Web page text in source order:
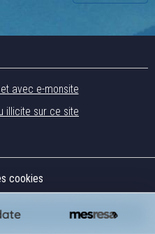
avec e-monsite
illicite sur ce site
cookies